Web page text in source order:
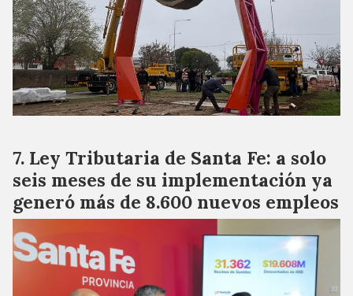
Ley Tributaria de Santa Fe: a solo
seis meses de su implementación ya
generó más de 8.600 nuevos empleos